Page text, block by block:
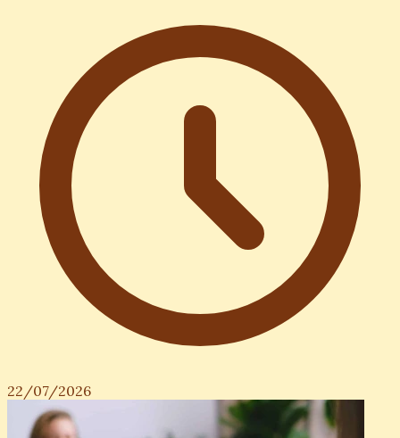
22/07/2026